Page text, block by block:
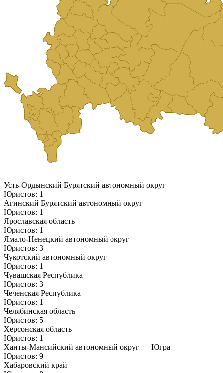
Усть-Ордынский Бурятский автономный округ
Юристов: 1
Агинский Бурятский автономный округ
Юристов: 1
Ярославская область
Юристов: 1
Ямало-Ненецкий автономный округ
Юристов: 3
Чукотский автономный округ
Юристов: 1
Чувашская Республика
Юристов: 3
Чеченская Республика
Юристов: 1
Челябинская область
Юристов: 5
Херсонская область
Юристов: 1
Ханты-Мансийский автономный округ — Югра
Юристов: 9
Хабаровский край